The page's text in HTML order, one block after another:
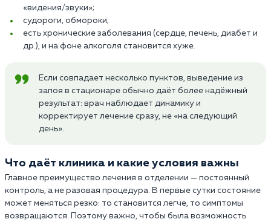
«видения/звуки»;
судороги, обмороки;
есть хронические заболевания (сердце, печень, диабет и
др.), и на фоне алкоголя становится хуже.
Если совпадает несколько пунктов, выведение из
запоя в стационаре обычно даёт более надёжный
результат: врач наблюдает динамику и
корректирует лечение сразу, не «на следующий
день».
Что даёт клиника и какие условия важны
Главное преимущество лечения в отделении — постоянный
контроль, а не разовая процедура. В первые сутки состояние
может меняться резко: то становится легче, то симптомы
возвращаются. Поэтому важно, чтобы была возможность